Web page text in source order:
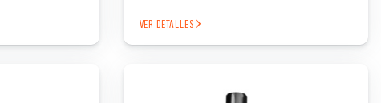
VER DETALLES